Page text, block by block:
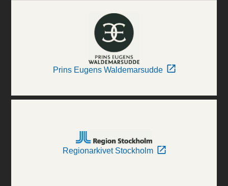
Prins Eugens Waldemarsudde
Regionarkivet Stockholm